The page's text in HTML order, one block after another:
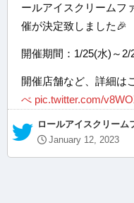
ールアイスクリームフ
催が決定致しました🎉
開催期間：1/25(水)～2/
開催店舗など、詳細は
べ pic.twitter.com/
— ロールアイスクリー
January 12, 2023